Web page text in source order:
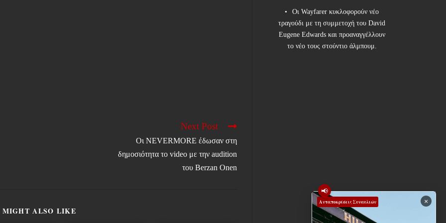
Next Post
Οι NEVERMORE έδωσαν στη
δημοσιότητα το video με την audition
του Berzan Onen
MIGHT ALSO LIKE
Οι Wayfarer κυκλοφορούν νέο
τραγούδι με τη συμμετοχή του David
Eugene Edwards και προαναγγέλλουν
το νέο τους στούντιο άλμπουμ.
📢
Ανταποκρίσεις Συναυλιών ×